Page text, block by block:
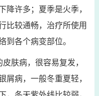
降许多；夏季是火季，
比较通畅，治疗所使用
到各个病变部位。
肤病，很容易复发，
屑病，一般冬重夏轻，